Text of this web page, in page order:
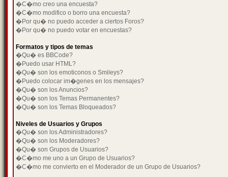
�C�mo creo una encuesta?
�C�mo modifico o borro una encuesta?
�Por qu� no puedo acceder a ciertos Foros?
�Por qu� no puedo votar en encuestas?
Formatos y tipos de temas
�Qu� es BBCode?
�Puedo usar HTML?
�Qu� son los emoticonos o Smileys?
�Puedo colocar im�genes en los mensajes?
�Qu� son los Anuncios?
�Qu� son los Temas Permanentes?
�Qu� son los Temas Bloqueados?
Niveles de Usuarios y Grupos
�Qu� son los Administradores?
�Qu� son los Moderadores?
�Qu� son Grupos de Usuarios?
�C�mo me uno a un Grupo de Usuarios?
�C�mo me convierto en el Moderador de un Grupo de Usuarios?